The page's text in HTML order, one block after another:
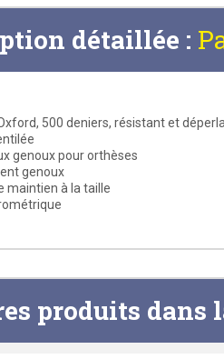
détaillée :
500 deniers, résistant et
genoux pour orthèses
genoux
maintien à la taille
produits dans